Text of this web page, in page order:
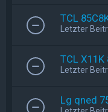
TCL
Letzter
TCL X11K
Letzter
Lg qned